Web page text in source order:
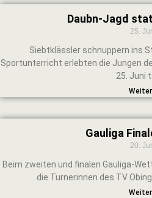
Daubn-Jagd
25.
Siebtklässler schnuppern ins
Sportunterricht erlebten die Jungen
25. Juni
Gauliga
20.
Beim zweiten und finalen Gauliga-
die Turnerinnen des TV